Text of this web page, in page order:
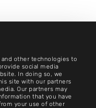
other technologies to
social media
In doing so, we
site with our partners
Our partners may
that you have
your use of other